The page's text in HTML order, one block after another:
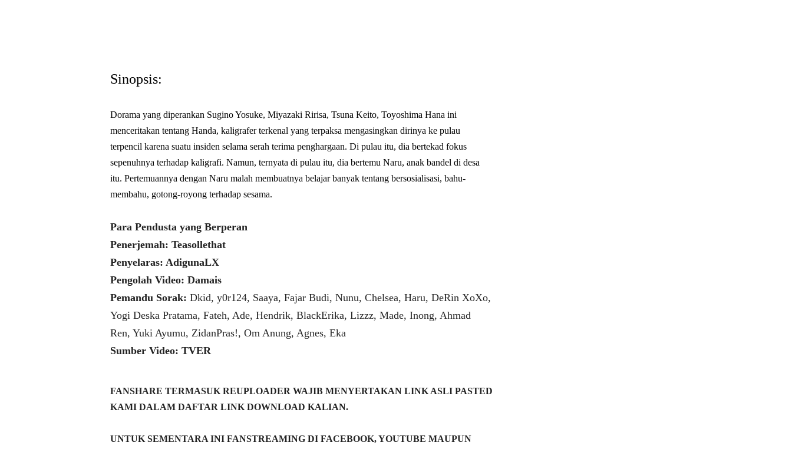
Sinopsis:
Dorama yang diperankan Sugino Yosuke, Miyazaki Ririsa, Tsuna Keito, Toyoshima Hana ini
menceritakan tentang Handa, kaligrafer terkenal yang terpaksa mengasingkan dirinya ke pulau
terpencil karena suatu insiden selama serah terima penghargaan. Di pulau itu, dia bertekad fokus
sepenuhnya terhadap kaligrafi. Namun, ternyata di pulau itu, dia bertemu Naru, anak bandel di desa
itu. Pertemuannya dengan Naru malah membuatnya belajar banyak tentang bersosialisasi, bahu-
membahu, gotong-royong terhadap sesama.
Para Pendusta yang Berperan
Penerjemah: Teasollethat
Penyelaras: AdigunaLX
Pengolah Video: Damais
Pemandu Sorak: Dkid, y0r124, Saaya, Fajar Budi, Nunu, Chelsea, Haru, DeRin XoXo,
Yogi Deska Pratama, Fateh, Ade, Hendrik, BlackErika, Lizzz, Made, Inong, Ahmad
Ren, Yuki Ayumu, ZidanPras!, Om Anung, Agnes, Eka
Sumber Video: TVER
FANSHARE TERMASUK REUPLOADER WAJIB MENYERTAKAN LINK ASLI PASTED
KAMI DALAM DAFTAR LINK DOWNLOAD KALIAN.
UNTUK SEMENTARA INI FANSTREAMING DI FACEBOOK, YOUTUBE MAUPUN